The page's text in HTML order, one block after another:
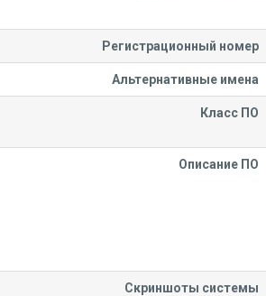
Регистрационный номер
Альтернативные имена
Класс ПО
Описание ПО
Скриншоты системы